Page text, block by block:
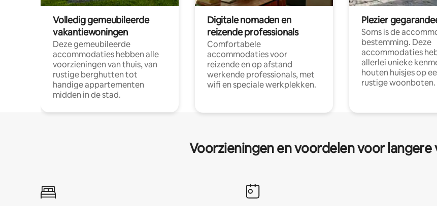
Volledig gemeubileerde
vakantiewoningen
Deze gemeubileerde
accommodaties hebben alle
voorzieningen van thuis, van
rustige berghutten tot
handige appartementen
midden in de stad.
Digitale nomaden en
reizende professionals
Comfortabele
accommodaties voor
reizende en op afstand
werkende professionals, met
wifi en speciale werkplekken.
Plezier
Soms is de
bestemming. Deze
accommodaties
allerlei unieke
houten huisjes op
rustige woonboten.
Voorzieningen en voordelen voor